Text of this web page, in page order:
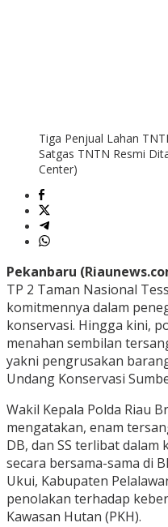
Tiga Penjual Lahan
Satgas TNTN Resmi
Center)
Pekanbaru
TP 2 Taman Nasional
komitmennya dalam
konservasi. Hingga kini,
menahan sembilan
yakni pengrusakan
Undang Konservasi
Wakil Kepala Polda Riau
mengatakan, enam
DB, dan SS terlibat
secara bersama-sama di
Ukui, Kabupaten
penolakan terhadap
Kawasan Hutan (PKH).